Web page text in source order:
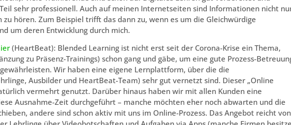
sehr professionell. Auch auf meinen Internetseiten sind Informationen nicht
zu hören. Zum Beispiel trifft das dann zu, wenn es um die Gleichwürdige
um deren Entwicklung durch mich.
(HeartBeat): Blended Learning ist nicht erst seit der Corona-Krise ein Thema,
zu Präsenz-Trainings) schon gang und gäbe, um eine gute Prozess-
Wir haben eine eigene Lernplattform, über die die
Ausbilder und HeartBeat-Team) sehr gut vernetzt sind. Dieser „Online
vermehrt genutzt. Darüber hinaus haben wir mit allen Kunden eine
Ausnahme-Zeit durchgeführt – manche möchten eher noch abwarten und die
andere sind schon aktiv mit uns im Online-Prozess. Das Angebot reicht von